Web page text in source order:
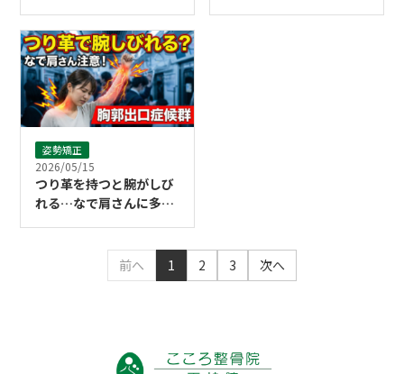
な腰痛」の見分け方
姿勢矯正
2026/05/15
つり革を持つと腕がしび
れる…なで肩さんに多い
前へ 1 2 3 次へ